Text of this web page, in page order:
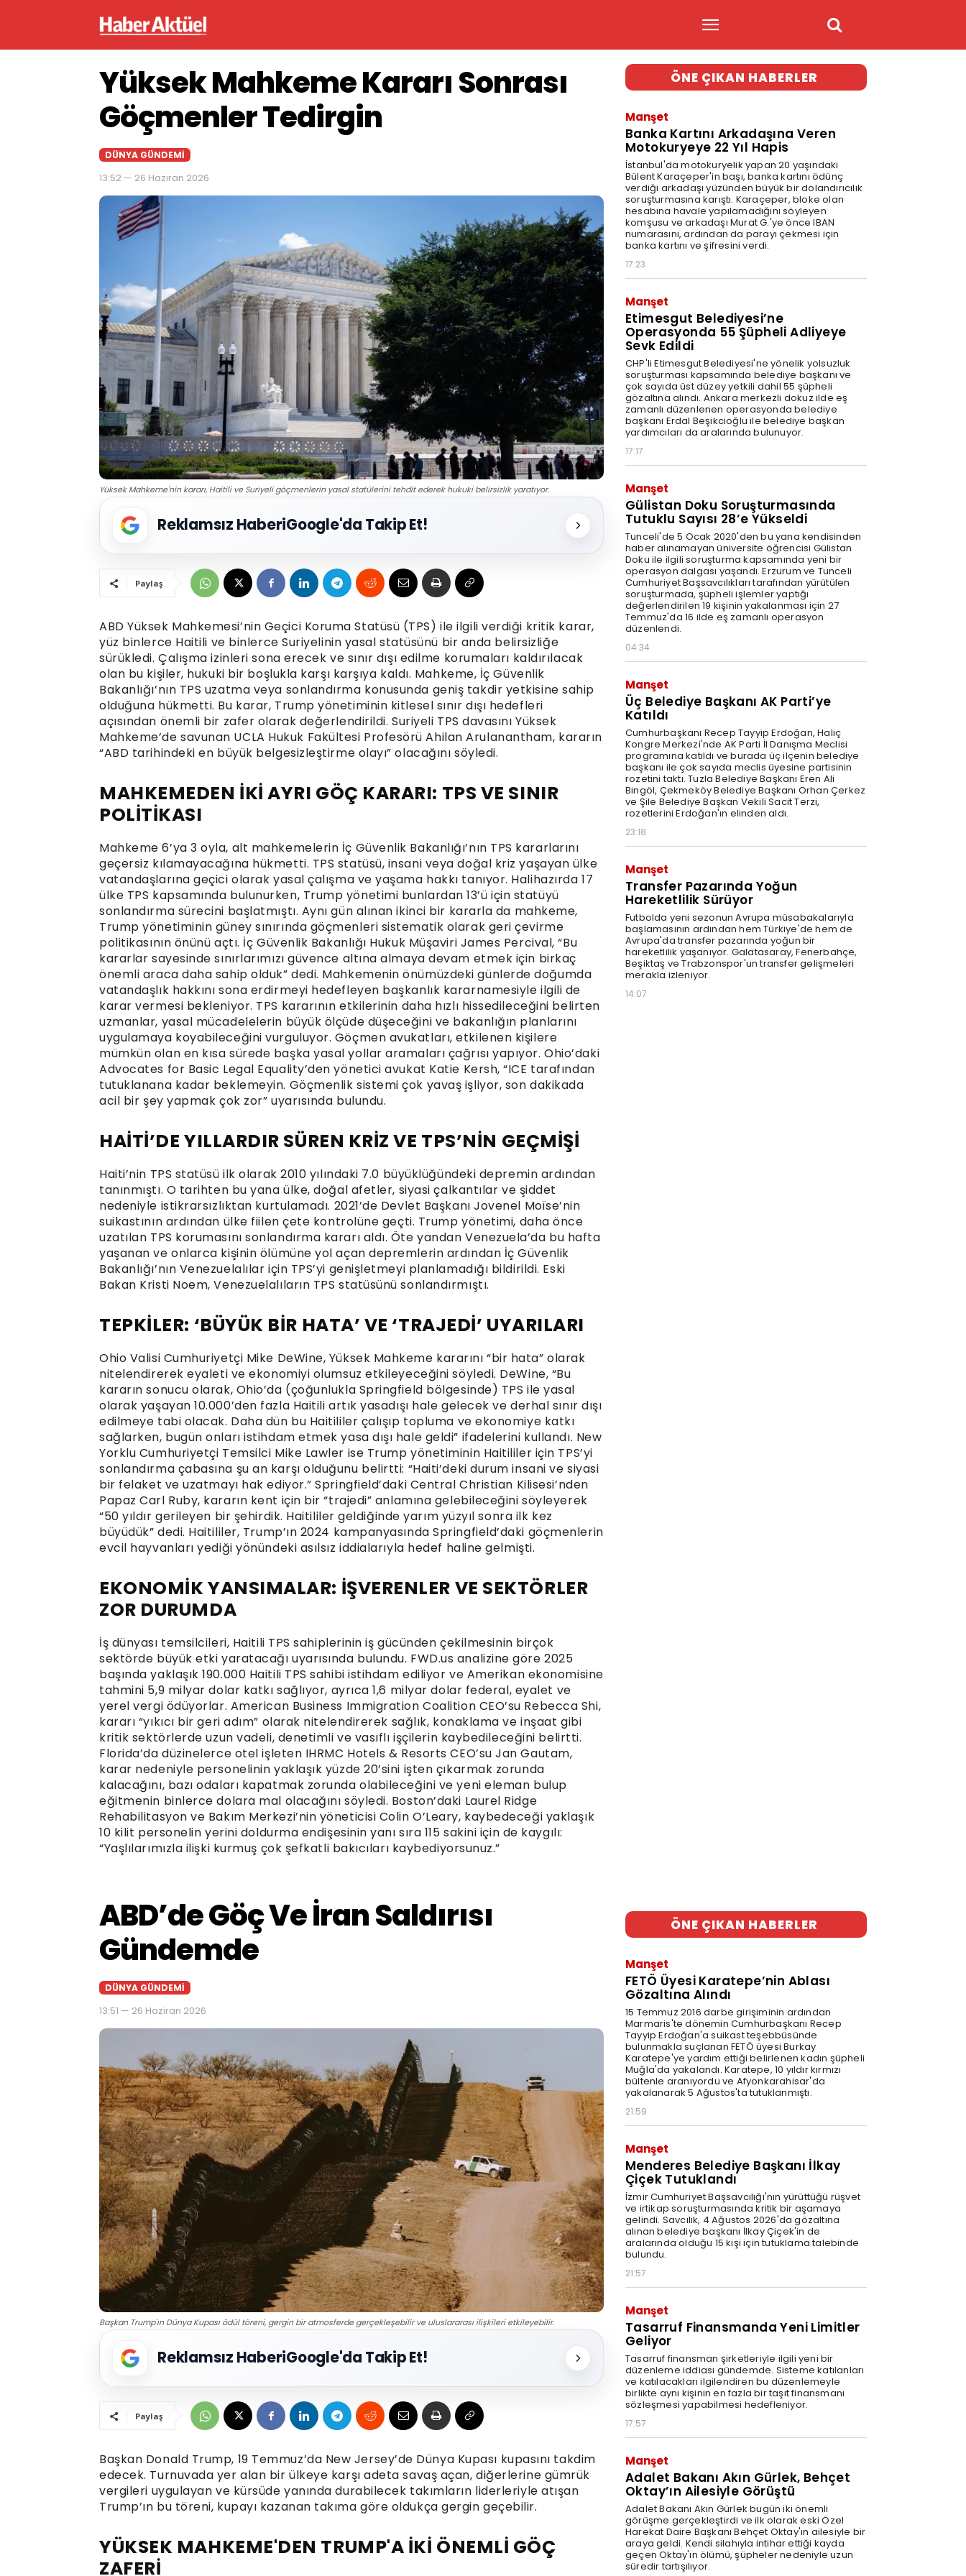
Yüksek Mahkeme Kararı Sonrası
Göçmenler Tedirgin
DÜNYA GÜNDEMI
13:52 — 26 Haziran 2026
Yüksek Mahkeme'nin kararı, Haitili ve Suriyeli göçmenlerin yasal statülerini tehdit ederek hukuki belirsizlik yaratıyor.
Reklamsız HaberiGoogle'da Takip Et!
Paylaş
ABD Yüksek Mahkemesi’nin Geçici Koruma Statüsü (TPS) ile ilgili verdiği kritik karar,
yüz binlerce Haitili ve binlerce Suriyelinin yasal statüsünü bir anda belirsizliğe
sürükledi. Çalışma izinleri sona erecek ve sınır dışı edilme korumaları kaldırılacak
olan bu kişiler, hukuki bir boşlukla karşı karşıya kaldı. Mahkeme, İç Güvenlik
Bakanlığı’nın TPS uzatma veya sonlandırma konusunda geniş takdir yetkisine sahip
olduğuna hükmetti. Bu karar, Trump yönetiminin kitlesel sınır dışı hedefleri
açısından önemli bir zafer olarak değerlendirildi. Suriyeli TPS davasını Yüksek
Mahkeme’de savunan UCLA Hukuk Fakültesi Profesörü Ahilan Arulanantham, kararın
“ABD tarihindeki en büyük belgesizleştirme olayı” olacağını söyledi.
MAHKEMEDEN İKİ AYRI GÖÇ KARARI: TPS VE SINIR
POLİTİKASI
Mahkeme 6’ya 3 oyla, alt mahkemelerin İç Güvenlik Bakanlığı’nın TPS kararlarını
geçersiz kılamayacağına hükmetti. TPS statüsü, insani veya doğal kriz yaşayan ülke
vatandaşlarına geçici olarak yasal çalışma ve yaşama hakkı tanıyor. Halihazırda 17
ülke TPS kapsamında bulunurken, Trump yönetimi bunlardan 13’ü için statüyü
sonlandırma sürecini başlatmıştı. Aynı gün alınan ikinci bir kararla da mahkeme,
Trump yönetiminin güney sınırında göçmenleri sistematik olarak geri çevirme
politikasının önünü açtı. İç Güvenlik Bakanlığı Hukuk Müşaviri James Percival, “Bu
kararlar sayesinde sınırlarımızı güvence altına almaya devam etmek için birkaç
önemli araca daha sahip olduk” dedi. Mahkemenin önümüzdeki günlerde doğumda
vatandaşlık hakkını sona erdirmeyi hedefleyen başkanlık kararnamesiyle ilgili de
karar vermesi bekleniyor. TPS kararının etkilerinin daha hızlı hissedileceğini belirten
uzmanlar, yasal mücadelelerin büyük ölçüde düşeceğini ve bakanlığın planlarını
uygulamaya koyabileceğini vurguluyor. Göçmen avukatları, etkilenen kişilere
mümkün olan en kısa sürede başka yasal yollar aramaları çağrısı yapıyor. Ohio’daki
Advocates for Basic Legal Equality’den yönetici avukat Katie Kersh, “ICE tarafından
tutuklanana kadar beklemeyin. Göçmenlik sistemi çok yavaş işliyor, son dakikada
acil bir şey yapmak çok zor” uyarısında bulundu.
HAİTİ’DE YILLARDIR SÜREN KRİZ VE TPS’NİN GEÇMİŞİ
Haiti’nin TPS statüsü ilk olarak 2010 yılındaki 7.0 büyüklüğündeki depremin ardından
tanınmıştı. O tarihten bu yana ülke, doğal afetler, siyasi çalkantılar ve şiddet
nedeniyle istikrarsızlıktan kurtulamadı. 2021’de Devlet Başkanı Jovenel Moïse’nin
suikastının ardından ülke fiilen çete kontrolüne geçti. Trump yönetimi, daha önce
uzatılan TPS korumasını sonlandırma kararı aldı. Öte yandan Venezuela’da bu hafta
yaşanan ve onlarca kişinin ölümüne yol açan depremlerin ardından İç Güvenlik
Bakanlığı’nın Venezuelalılar için TPS’yi genişletmeyi planlamadığı bildirildi. Eski
Bakan Kristi Noem, Venezuelalıların TPS statüsünü sonlandırmıştı.
TEPKİLER: ‘BÜYÜK BİR HATA’ VE ‘TRAJEDİ’ UYARILARI
Ohio Valisi Cumhuriyetçi Mike DeWine, Yüksek Mahkeme kararını “bir hata” olarak
nitelendirerek eyaleti ve ekonomiyi olumsuz etkileyeceğini söyledi. DeWine, “Bu
kararın sonucu olarak, Ohio’da (çoğunlukla Springfield bölgesinde) TPS ile yasal
olarak yaşayan 10.000’den fazla Haitili artık yasadışı hale gelecek ve derhal sınır dışı
edilmeye tabi olacak. Daha dün bu Haitililer çalışıp topluma ve ekonomiye katkı
sağlarken, bugün onları istihdam etmek yasa dışı hale geldi” ifadelerini kullandı. New
Yorklu Cumhuriyetçi Temsilci Mike Lawler ise Trump yönetiminin Haitililer için TPS’yi
sonlandırma çabasına şu an karşı olduğunu belirtti: “Haiti’deki durum insani ve siyasi
bir felaket ve uzatmayı hak ediyor.” Springfield’daki Central Christian Kilisesi’nden
Papaz Carl Ruby, kararın kent için bir “trajedi” anlamına gelebileceğini söyleyerek
“50 yıldır gerileyen bir şehirdik. Haitililer geldiğinde yarım yüzyıl sonra ilk kez
büyüdük” dedi. Haitililer, Trump’ın 2024 kampanyasında Springfield’daki göçmenlerin
evcil hayvanları yediği yönündeki asılsız iddialarıyla hedef haline gelmişti.
EKONOMİK YANSIMALAR: İŞVERENLER VE SEKTÖRLER
ZOR DURUMDA
İş dünyası temsilcileri, Haitili TPS sahiplerinin iş gücünden çekilmesinin birçok
sektörde büyük etki yaratacağı uyarısında bulundu. FWD.us analizine göre 2025
başında yaklaşık 190.000 Haitili TPS sahibi istihdam ediliyor ve Amerikan ekonomisine
tahmini 5,9 milyar dolar katkı sağlıyor, ayrıca 1,6 milyar dolar federal, eyalet ve
yerel vergi ödüyorlar. American Business Immigration Coalition CEO’su Rebecca Shi,
kararı “yıkıcı bir geri adım” olarak nitelendirerek sağlık, konaklama ve inşaat gibi
kritik sektörlerde uzun vadeli, denetimli ve vasıflı işçilerin kaybedileceğini belirtti.
Florida’da düzinelerce otel işleten IHRMC Hotels & Resorts CEO’su Jan Gautam,
karar nedeniyle personelinin yaklaşık yüzde 20’sini işten çıkarmak zorunda
kalacağını, bazı odaları kapatmak zorunda olabileceğini ve yeni eleman bulup
eğitmenin binlerce dolara mal olacağını söyledi. Boston’daki Laurel Ridge
Rehabilitasyon ve Bakım Merkezi’nin yöneticisi Colin O’Leary, kaybedeceği yaklaşık
10 kilit personelin yerini doldurma endişesinin yanı sıra 115 sakini için de kaygılı:
“Yaşlılarımızla ilişki kurmuş çok şefkatli bakıcıları kaybediyorsunuz.”
ÖNE ÇIKAN HABERLER
Manşet
Banka Kartını Arkadaşına Veren
Motokuryeye 22 Yıl Hapis
İstanbul'da motokuryelik yapan 20 yaşındaki
Bülent Karaçeper'in başı, banka kartını ödünç
verdiği arkadaşı yüzünden büyük bir dolandırıcılık
soruşturmasına karıştı. Karaçeper, bloke olan
hesabına havale yapılamadığını söyleyen
komşusu ve arkadaşı Murat G.'ye önce IBAN
numarasını, ardından da parayı çekmesi için
banka kartını ve şifresini verdi.
17:23
Manşet
Etimesgut Belediyesi’ne
Operasyonda 55 Şüpheli Adliyeye
Sevk Edildi
CHP'li Etimesgut Belediyesi'ne yönelik yolsuzluk
soruşturması kapsamında belediye başkanı ve
çok sayıda üst düzey yetkili dahil 55 şüpheli
gözaltına alındı. Ankara merkezli dokuz ilde eş
zamanlı düzenlenen operasyonda belediye
başkanı Erdal Beşikcioğlu ile belediye başkan
yardımcıları da aralarında bulunuyor.
17:17
Manşet
Gülistan Doku Soruşturmasında
Tutuklu Sayısı 28’e Yükseldi
Tunceli'de 5 Ocak 2020'den bu yana kendisinden
haber alınamayan üniversite öğrencisi Gülistan
Doku ile ilgili soruşturma kapsamında yeni bir
operasyon dalgası yaşandı. Erzurum ve Tunceli
Cumhuriyet Başsavcılıkları tarafından yürütülen
soruşturmada, şüpheli işlemler yaptığı
değerlendirilen 19 kişinin yakalanması için 27
Temmuz'da 16 ilde eş zamanlı operasyon
düzenlendi.
04:34
Manşet
Üç Belediye Başkanı AK Parti’ye
Katıldı
Cumhurbaşkanı Recep Tayyip Erdoğan, Haliç
Kongre Merkezi'nde AK Parti İl Danışma Meclisi
programına katıldı ve burada üç ilçenin belediye
başkanı ile çok sayıda meclis üyesine partisinin
rozetini taktı. Tuzla Belediye Başkanı Eren Ali
Bingöl, Çekmeköy Belediye Başkanı Orhan Çerkez
ve Şile Belediye Başkan Vekili Sacit Terzi,
rozetlerini Erdoğan'ın elinden aldı.
23:18
Manşet
Transfer Pazarında Yoğun
Hareketlilik Sürüyor
Futbolda yeni sezonun Avrupa müsabakalarıyla
başlamasının ardından hem Türkiye'de hem de
Avrupa'da transfer pazarında yoğun bir
hareketlilik yaşanıyor. Galatasaray, Fenerbahçe,
Beşiktaş ve Trabzonspor'un transfer gelişmeleri
merakla izleniyor.
14:07